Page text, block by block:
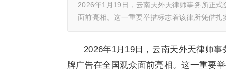
2026年1月19日，云南天外天律师事务所正
面前亮相。这一重要举措标志着该律所凭借
2026年1月19日，云南天外天律师
牌广告在全国观众面前亮相。这一重要